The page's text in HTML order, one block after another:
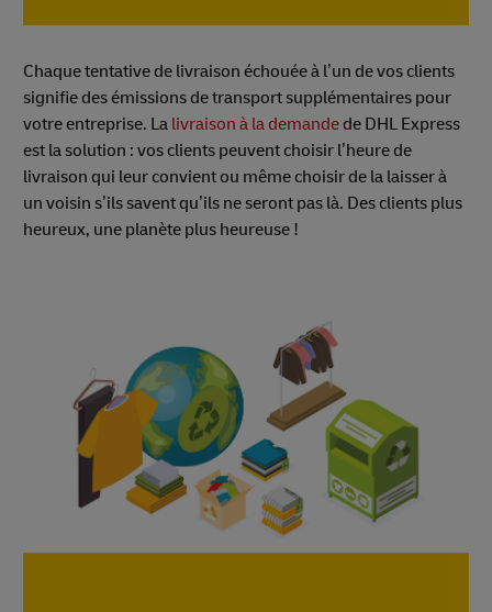
Chaque tentative de livraison échouée à l’un de vos clients
signifie des émissions de transport supplémentaires pour
votre entreprise. La livraison à la demande de DHL Express
est la solution : vos clients peuvent choisir l’heure de
livraison qui leur convient ou même choisir de la laisser à
un voisin s’ils savent qu’ils ne seront pas là. Des clients plus
heureux, une planète plus heureuse !